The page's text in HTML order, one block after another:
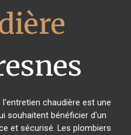
l'entretien chaudière est une
souhaitent bénéficier d'un
et sécurisé. Les plombiers